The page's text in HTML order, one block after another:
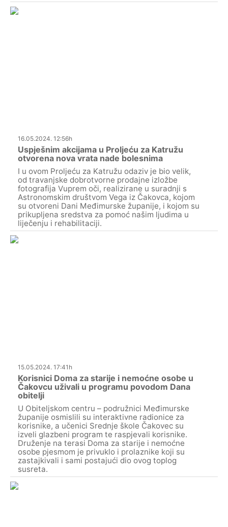
16.05.2024. 12:56h
Uspješnim akcijama u Proljeću za Katružu
otvorena nova vrata nade bolesnima
I u ovom Proljeću za Katružu odaziv je bio velik,
od travanjske dobrotvorne prodajne izložbe
fotografija Vuprem oči, realizirane u suradnji s
Astronomskim društvom Vega iz Čakovca, kojom
su otvoreni Dani Međimurske županije, i kojom su
prikupljena sredstva za pomoć našim ljudima u
liječenju i rehabilitaciji.
15.05.2024. 17:41h
Korisnici Doma za starije i nemoćne osobe u
Čakovcu uživali u programu povodom Dana
obitelji
U Obiteljskom centru – podružnici Međimurske
županije osmislili su interaktivne radionice za
korisnike, a učenici Srednje škole Čakovec su
izveli glazbeni program te raspjevali korisnike.
Druženje na terasi Doma za starije i nemoćne
osobe pjesmom je privuklo i prolaznike koji su
zastajkivali i sami postajući dio ovog toplog
susreta.